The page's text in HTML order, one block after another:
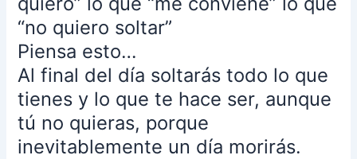
“no quiero soltar”
Piensa esto…
Al final del día soltarás todo lo que
tienes y lo que te hace ser, aunque
tú no quieras, porque
inevitablemente un día morirás.
estaba
en
un
lugar
lejano
es
que
yo